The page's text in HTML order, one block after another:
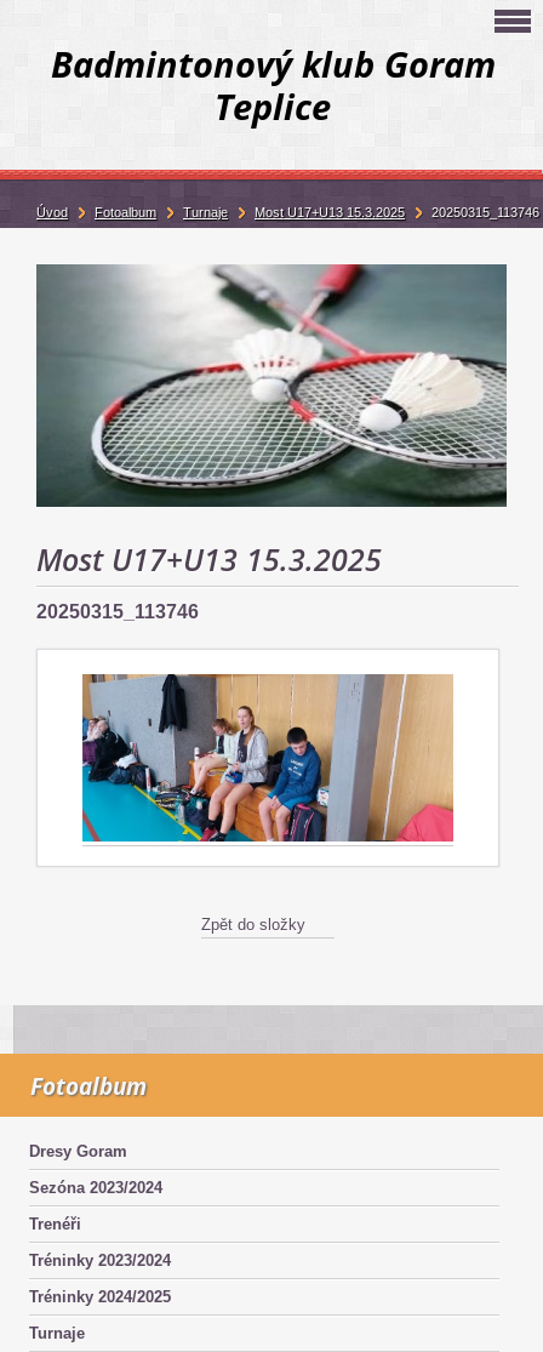
Badmintonový klub Goram
Teplice
Most U17+U13 15.3.2025
20250315_113746
Zpět do složky
Fotoalbum
Dresy Goram
Sezóna 2023/2024
Trenéři
Tréninky 2023/2024
Tréninky 2024/2025
Turnaje
Úvod Fotoalbum Turnaje Most U17+U13 15.3.2025 20250315_113746